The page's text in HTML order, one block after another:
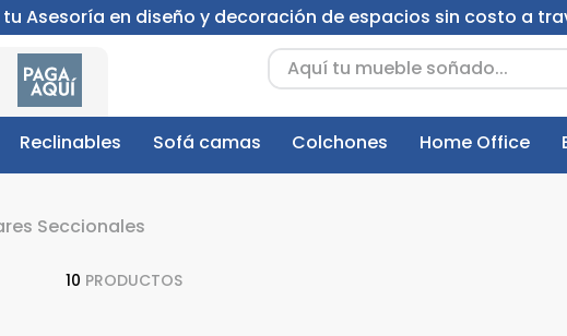
Asesoría en diseño y decoración de espacios sin costo a
Aquí tu mueble soñado...
Reclinables Sofá camas Colchones Home Office
Seccionales
10 PRODUCTOS